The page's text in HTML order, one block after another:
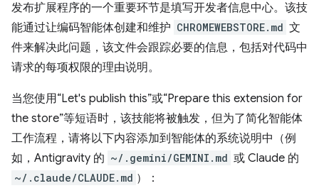
发布扩展程序的一个重要环节是填写开发者信息中心。该技
能通过让编码智能体创建和维护 CHROMEWEBSTORE.md 文
件来解决此问题，该文件会跟踪必要的信息，包括对代码中
请求的每项权限的理由说明。
当您使用“Let's publish this”或“Prepare this extension for
the store”等短语时，该技能将被触发，但为了简化智能体
工作流程，请将以下内容添加到智能体的系统说明中（例
如，Antigravity 的 ~/.gemini/GEMINI.md 或 Claude 的
~/.claude/CLAUDE.md ）：